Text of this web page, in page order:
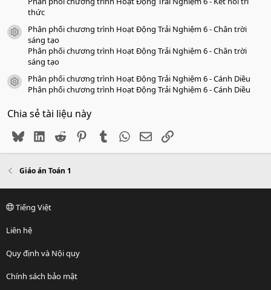
thức
icon tài liệu
Phân phối chương trình Hoạt Động Trải Nghiệm 6 - Chân trời
sáng tạo
Phân phối chương trình Hoạt Động Trải Nghiệm 6 - Chân trời
sáng tạo
icon tài liệu
Phân phối chương trình Hoạt Động Trải Nghiệm 6 - Cánh Diều
Phân phối chương trình Hoạt Động Trải Nghiệm 6 - Cánh Diều
Chia sẻ tài liệu này
BlueskyLinkedIn
Reddit PinterestTumblr WhatsApp
EmailLink
Giáo án Toán 1
Tiếng Việt
Liên hệ
Quy định và Nội quy
Chính sách bảo mật